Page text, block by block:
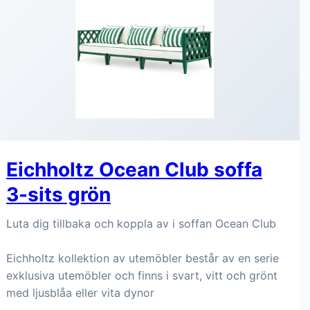
Eichholtz Ocean Club soffa
3-sits grön
Luta dig tillbaka och koppla av i soffan Ocean Club
Eichholtz kollektion av utemöbler består av en serie
exklusiva utemöbler och finns i svart, vitt och grönt
med ljusblåa eller vita dynor